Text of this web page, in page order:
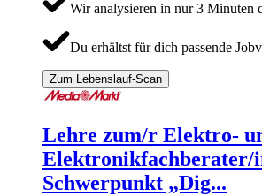
Wir analysieren in nur 3 Minuten
Du erhältst für dich passende
Zum Lebenslauf-Scan
Lehre zum/r Elektro-
Elektronikfachberater/
Schwerpunkt „Dig...